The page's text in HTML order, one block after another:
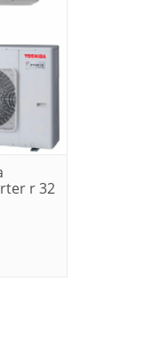
r 32